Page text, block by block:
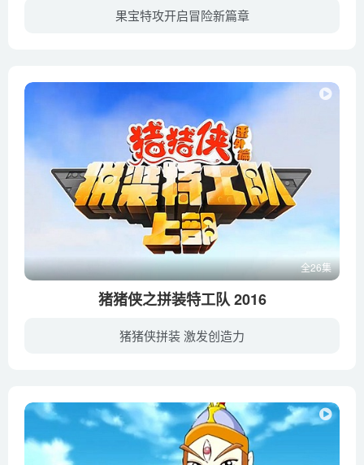
果宝特攻开启冒险新篇章
全26集
猪猪侠之拼装特工队 2016
猪猪侠拼装 激发创造力